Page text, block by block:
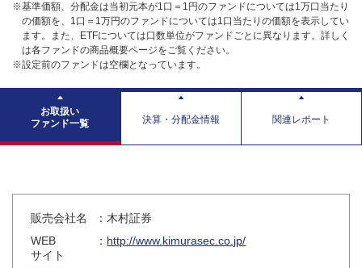
※基準価額、分配金は当初元本が1口＝1円のファンドについては1万口当たり
の価額を、1口＝1万円のファンドについては1口当たりの価額を表示してい
ます。また、ETFについては口数単位がファンドごとに異なります。詳しく
は各ファンドの商品概要ページをご覧ください。
※設定前のファンドは空欄となっています。
お取扱い
ファンド一覧
決算・分配金情報 関連レポート
販売会社名
：木村証券
WEB
サイト
： http://www.kimurasec.co.jp/